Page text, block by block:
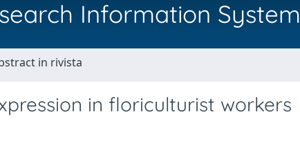
Information System
in rivista
in floriculturist workers